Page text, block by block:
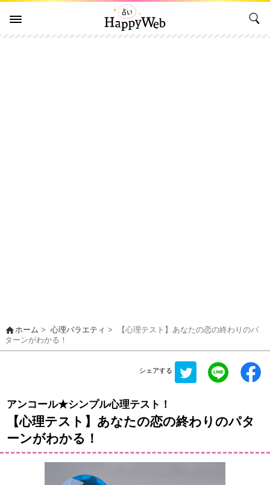
homeホーム > 心理バラエティ >
【心理テスト】あなたの恋の終わりのパ
ターンがわかる！
シェアする
アンコール★シンプル心理テスト！
【心理テスト】あなたの恋の終わりのパタ
ーンがわかる！